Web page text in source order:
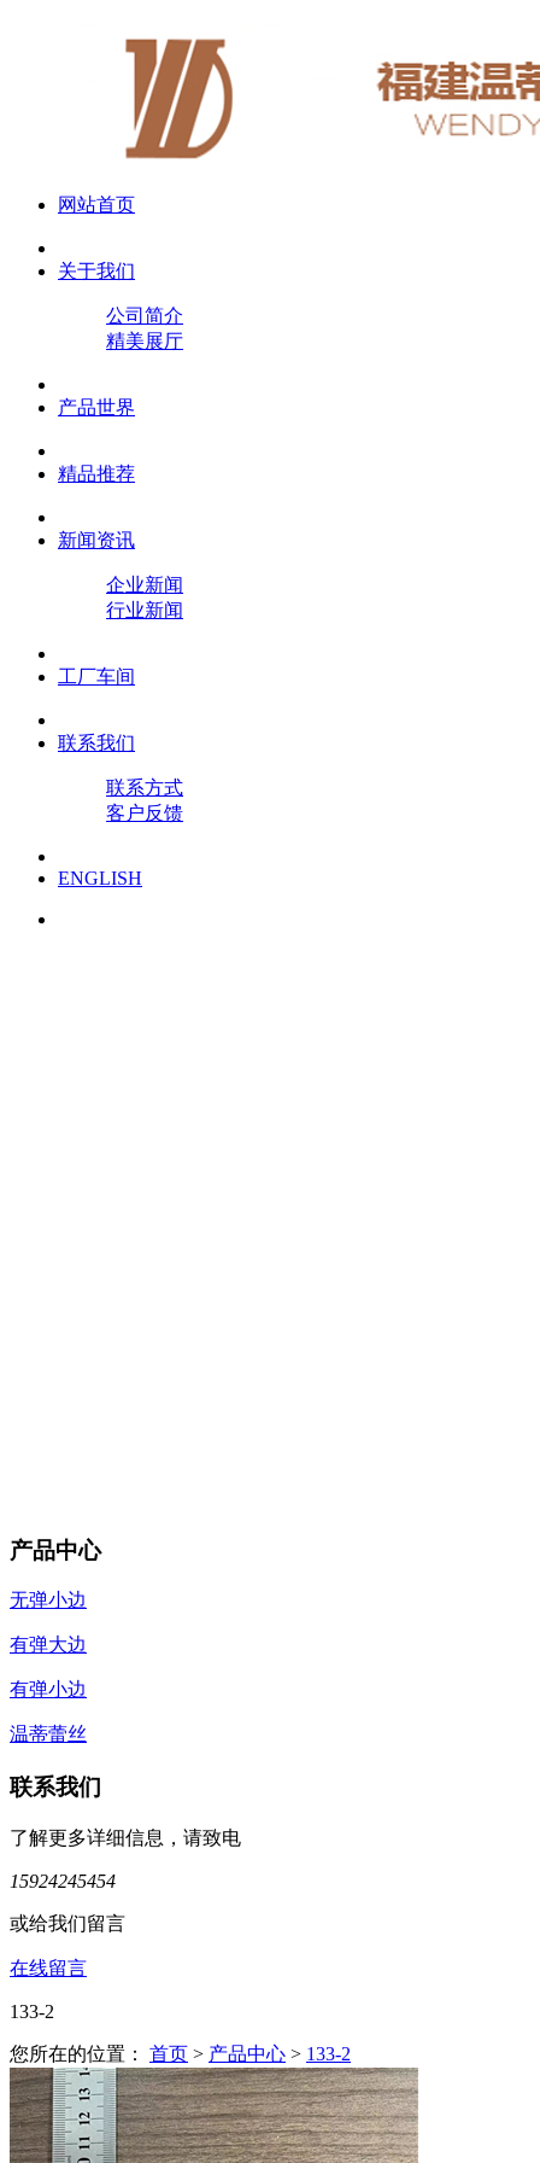
网站首页
关于我们
公司简介
精美展厅
产品世界
精品推荐
新闻资讯
企业新闻
行业新闻
工厂车间
联系我们
联系方式
客户反馈
ENGLISH
产品中心
无弹小边
有弹大边
有弹小边
温蒂蕾丝
联系我们
了解更多详细信息，请致电
15924245454
或给我们留言
在线留言
133-2
您所在的位置： 首页 > 产品中心 > 133-2